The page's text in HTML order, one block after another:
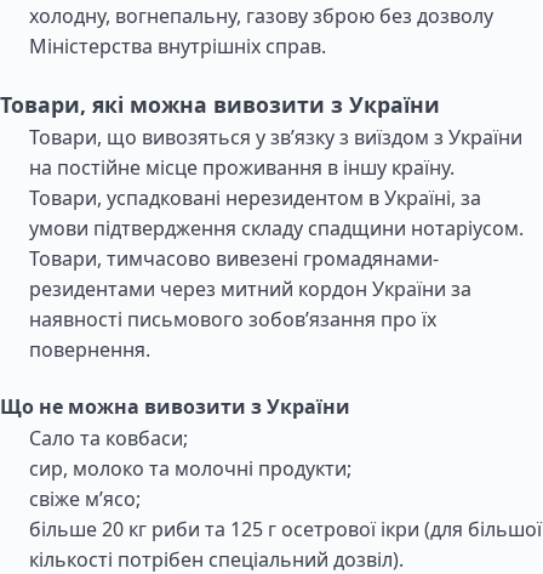
холодну, вогнепальну, газову зброю без дозволу
Міністерства внутрішніх справ.
Товари, які можна вивозити з України
Товари, що вивозяться у зв’язку з виїздом з України
на постійне місце проживання в іншу країну.
Товари, успадковані нерезидентом в Україні, за
умови підтвердження складу спадщини нотаріусом.
Товари, тимчасово вивезені громадянами-
резидентами через митний кордон України за
наявності письмового зобов’язання про їх
повернення.
Що не можна вивозити з України
Сало та ковбаси;
сир, молоко та молочні продукти;
свіже м’ясо;
більше 20 кг риби та 125 г осетрової ікри (для більшої
кількості потрібен спеціальний дозвіл).